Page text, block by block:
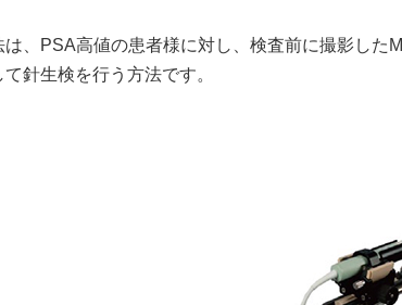
は、PSA高値の患者様に対し、検査前に撮影し
針生検を行う方法です。